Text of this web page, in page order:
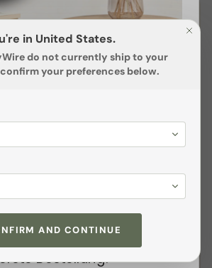
dir
dich jetzt zu unserem
an und profitiere von
sowie wertvollen
kleines Dankeschön
dir3% Rabattauf deine
Bestellung.
in United States.
do not currently ship to your
your preferences below.
AND CONTINUE